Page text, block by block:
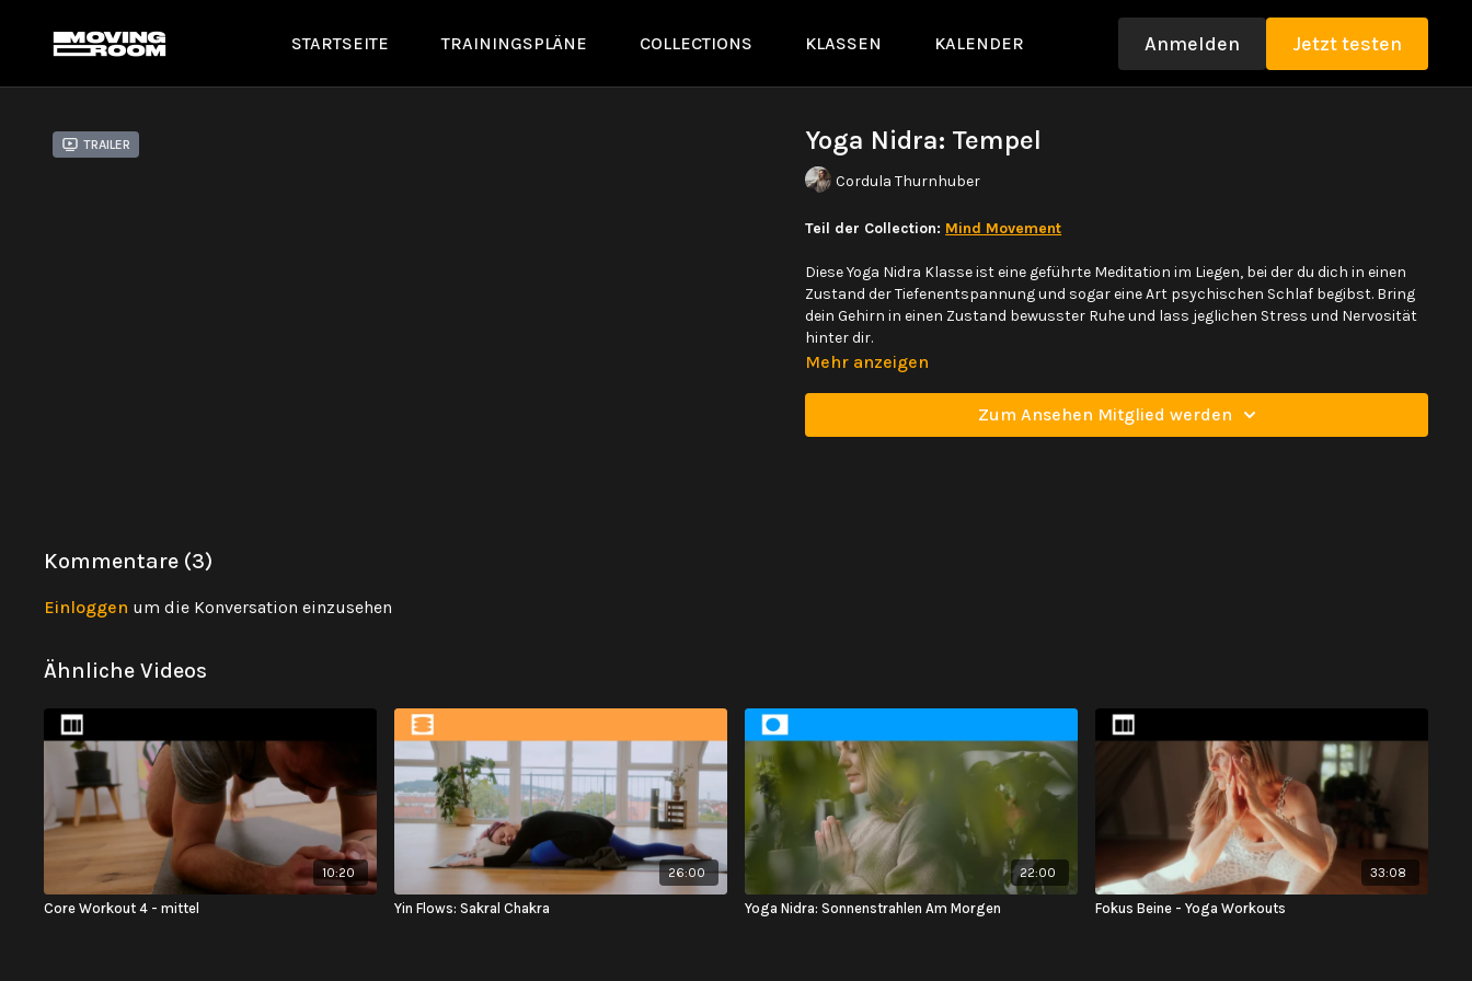
STARTSEITE TRAININGSPLÄNE COLLECTIONS KLASSEN KALENDER Anmelden Jetzt testen
Trailer Yoga Nidra: Tempel
Cordula Thurnhuber
Teil der Collection: Mind Movement
Diese Yoga Nidra Klasse ist eine geführte Meditation im Liegen, bei der du dich in einen
Zustand der Tiefenentspannung und sogar eine Art psychischen Schlaf begibst. Bring
dein Gehirn in einen Zustand bewusster Ruhe und lass jeglichen Stress und Nervosität
hinter dir.
Mehr anzeigen
Zum Ansehen Mitglied werden
Kommentare (3)
Einloggen um die Konversation einzusehen
Ähnliche Videos
10:20
Core Workout 4 - mittel
26:00
Yin Flows: Sakral Chakra
22:00
Yoga Nidra: Sonnenstrahlen Am Morgen
33:08
Fokus Beine - Yoga Workouts